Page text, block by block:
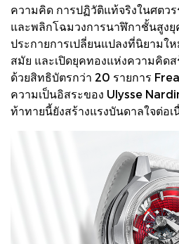
ความคิด การปฏิวัติแท้จริงในศตว
และพลิกโฉมวงการนาฬิกาชั้นสูงยุ
ประกายการเปลี่ยนแปลงที่นิยามใ
สมัย และเปิดยุคทองแห่งความคิด
ด้วยสิทธิบัตรกว่า 20 รายการ
ความเป็นอิสระของ Ulysse
ท้าทายนี้ยังสร้างแรงบันดาลใจต่อ